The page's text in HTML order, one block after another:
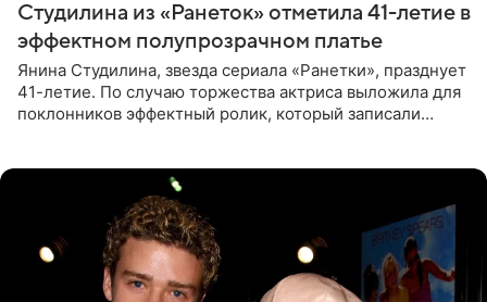
Студилина из «Ранеток» отметила 41-летие в
эффектном полупрозрачном платье
Янина Студилина, звезда сериала «Ранетки», празднует
41-летие. По случаю торжества актриса выложила для
поклонников эффектный ролик, который записали